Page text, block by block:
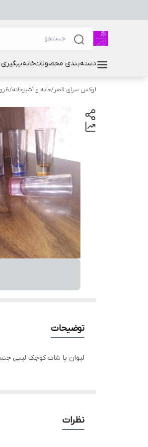
دسته‌بندی محصولاتخانه
لوکس سرای قصر/خانه و آشپزخانه/
توضیحات
لیوان یا شات کوچک لیبی جنس‌ کار کریستال 6 عدد کار ته
نظرات